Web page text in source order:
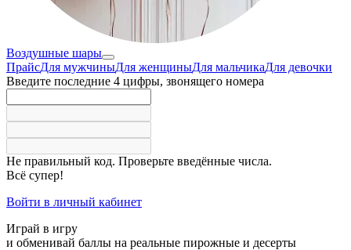
Воздушные шары
ПрайсДля мужчиныДля женщиныДля мальчикаДля девочки
Введите последние 4 цифры, звонящего номера
Не правильный код. Проверьте введённые числа.
Всё супер!
Войти в личный кабинет
Играй в игру
и обменивай баллы на реальные пирожные и десерты